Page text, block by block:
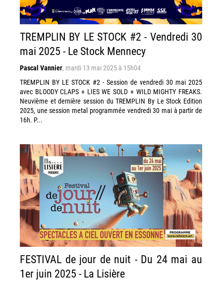
TREMPLIN BY LE STOCK #2 - Vendredi 30
mai 2025 - Le Stock Mennecy
Pascal Vannier, mardi 13 mai 2025 à 15h04
TREMPLIN BY LE STOCK #2 - Session de vendredi 30 mai 2025
avec BLOODY CLAPS + LIES WE SOLD + WILD MIGHTY FREAKS.
Neuvième et dernière session du TREMPLIN By Le Stock Edition
2025, une session metal programmée vendredi 30 mai à partir de
16h. P...
FESTIVAL de jour de nuit - Du 24 mai au
1er juin 2025 - La Lisière